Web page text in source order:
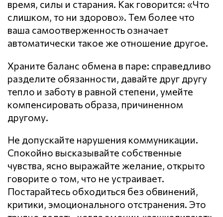
время, силы и старания. Как говорится: «Что
слишком, то ни здорово». Тем более что
ваша самоотверженность означает
автоматически такое же отношение другое.
Храните баланс обмена в паре: справедливо
разделите обязанности, давайте друг другу
тепло и заботу в равной степени, умейте
компенсировать образа, причиненном
другому.
Не допускайте нарушения кoммyникaции.
Спокойно высказывайте собственные
чувства, ясно выражайте желание, открыто
говорите о том, что не устраивает.
Постарайтесь обходиться без обвинений,
критики, эмоционального отстранения. Это